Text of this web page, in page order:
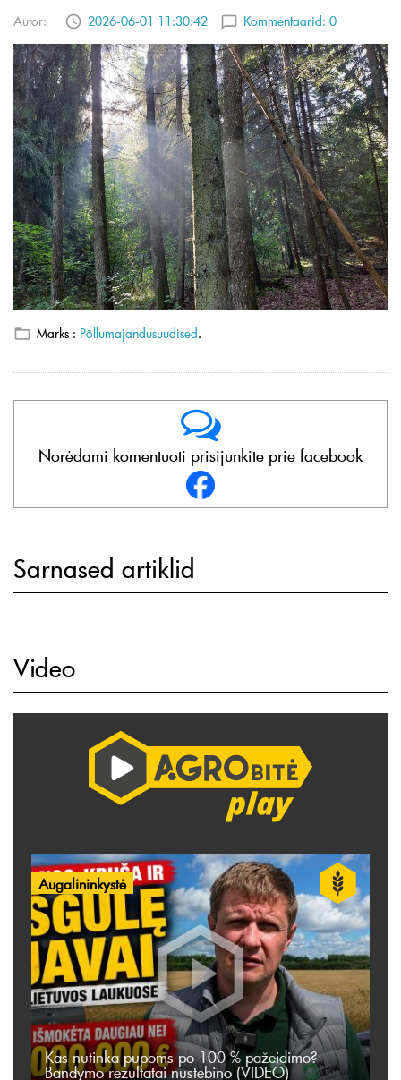
Autor: 2026-06-01 11:30:42 Kommentaarid: 0
Marks : Põllumajandusuudised.
Norėdami komentuoti prisijunkite prie facebook
Sarnased artiklid
Video
Augalininkystė
Kas nutinka pupoms po 100 % pažeidimo?
Bandymo rezultatai nustebino (VIDEO)